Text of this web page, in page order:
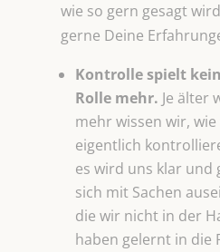
wie so gern gesagt
gerne Deine
Kontrolle spielt
Rolle mehr. Je älter
mehr wissen wir,
eigentlich
es wird uns klar und
sich mit Sachen
die wir nicht in der
haben gelernt in die